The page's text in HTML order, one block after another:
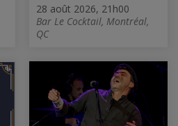
28 août 2026, 21h00
Bar Le Cocktail, Montréal,
QC